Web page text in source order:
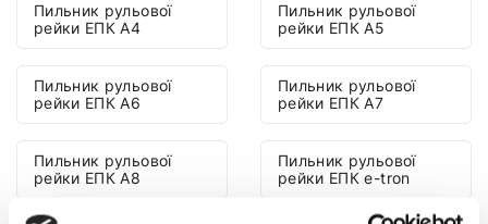
Пильник рульової
рейки ЕПК A4
Пильник рульової
рейки ЕПК A5
Пильник рульової
рейки ЕПК A6
Пильник рульової
рейки ЕПК A7
Пильник рульової
рейки ЕПК A8
Пильник рульової
рейки ЕПК e-tron